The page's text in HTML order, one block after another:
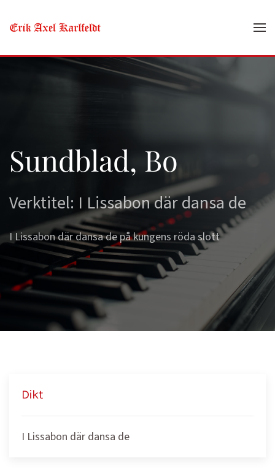
Skip to main content
Sundblad, Bo
Verktitel: I Lissabon där dansa de
I Lissabon där dansa de på kungens röda slott
Dikt
I Lissabon där dansa de